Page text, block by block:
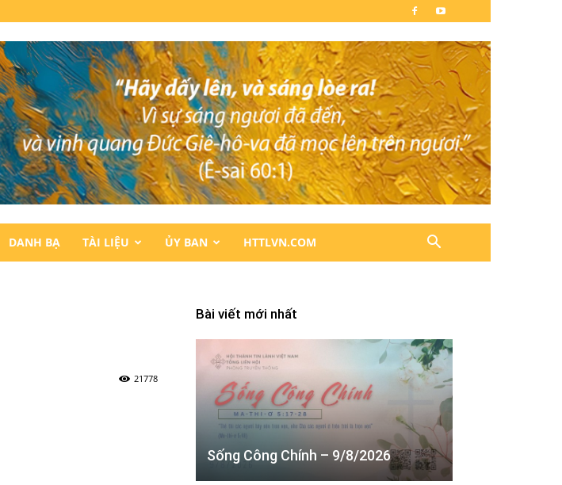
DANH BẠ TÀI LIỆU ỦY BAN HTTLVN.COM
21778
Bài viết mới nhất
Sống Công Chính – 9/8/2026